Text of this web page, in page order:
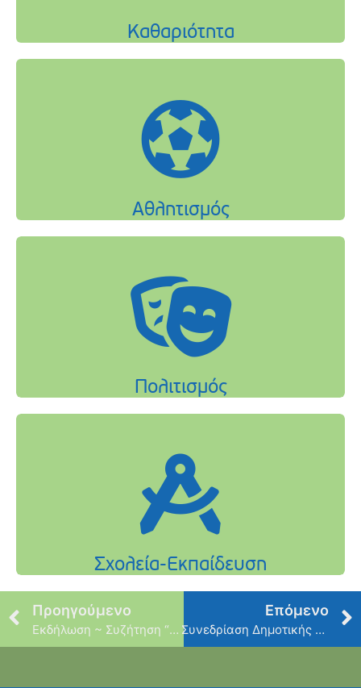
Προηγούμενο
Εκδήλωση ~ Συζήτηση “Η θέση της Γυναίκας στην Κοινωνία του 21ου αιώνα” – Τετάρτη 20 Μαρτίου
Επόμενο
Συνεδρίαση Δημοτικής Επιτροπής